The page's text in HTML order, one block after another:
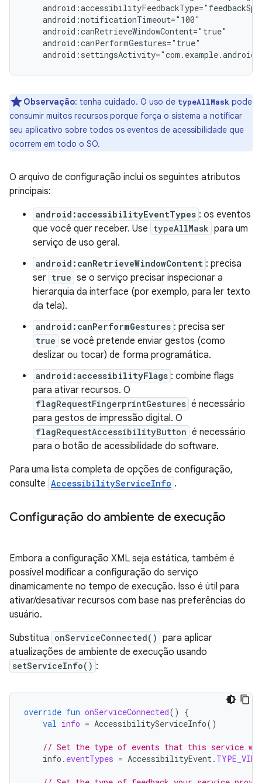
Observação: tenha cuidado. O uso de typeAllMask pode
consumir muitos recursos porque força o sistema a notificar
seu aplicativo sobre todos os eventos de acessibilidade que
ocorrem em todo o SO.
O arquivo de configuração inclui os seguintes atributos
principais:
android:accessibilityEventTypes : os eventos
que você quer receber. Use typeAllMask para um
serviço de uso geral.
android:canRetrieveWindowContent : precisa
ser true se o serviço precisar inspecionar a
hierarquia da interface (por exemplo, para ler texto
da tela).
android:canPerformGestures : precisa ser
true se você pretende enviar gestos (como
deslizar ou tocar) de forma programática.
android:accessibilityFlags : combine flags
para ativar recursos. O
flagRequestFingerprintGestures é necessário
para gestos de impressão digital. O
flagRequestAccessibilityButton é necessário
para o botão de acessibilidade do software.
Para uma lista completa de opções de configuração,
consulte AccessibilityServiceInfo .
Configuração do ambiente de execução
Embora a configuração XML seja estática, também é
possível modificar a configuração do serviço
dinamicamente no tempo de execução. Isso é útil para
ativar/desativar recursos com base nas preferências do
usuário.
Substitua onServiceConnected() para aplicar
atualizações de ambiente de execução usando
setServiceInfo() :
override fun onServiceConnected()
{
val info = AccessibilityServiceInfo()
// Set the type of events that this service
info . eventTypes = AccessibilityEvent.